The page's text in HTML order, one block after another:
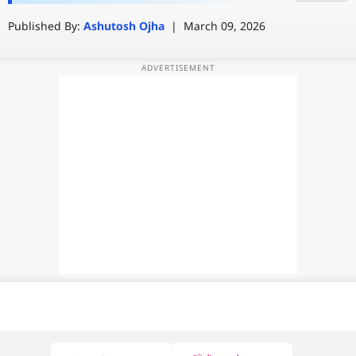
वेब स्टोरी
खुलासा
Published By: Ashutosh Ojha | March 09, 2026